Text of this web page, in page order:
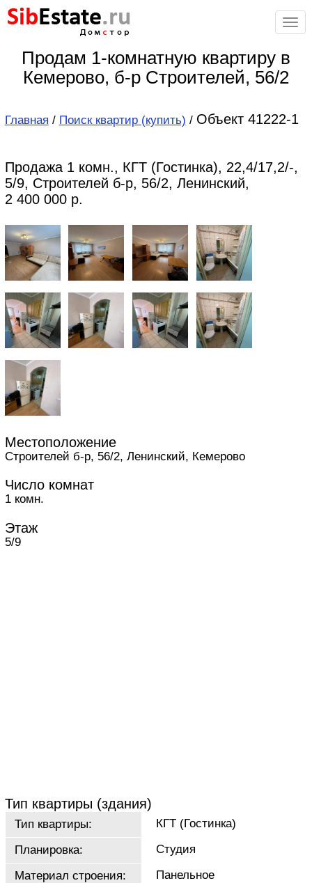
SibEstate.ru
стор
Продам 1-комнатную квартиру в
Кемерово, б-р Строителей, 56/2
Главная / Поиск квартир (купить) / Объект 41222-1
Продажа 1 комн., КГТ (Гостинка), 22,4/17,2/-,
5/9, Строителей б-р, 56/2, Ленинский,
2 400 000 р.
Местоположение
Строителей б-р, 56/2, Ленинский, Кемерово
Число комнат
1 комн.
Этаж
5/9
Тип квартиры (здания)
Тип квартиры:
КГТ (Гостинка)
Планировка:
Студия
Материал строения:
Панельное